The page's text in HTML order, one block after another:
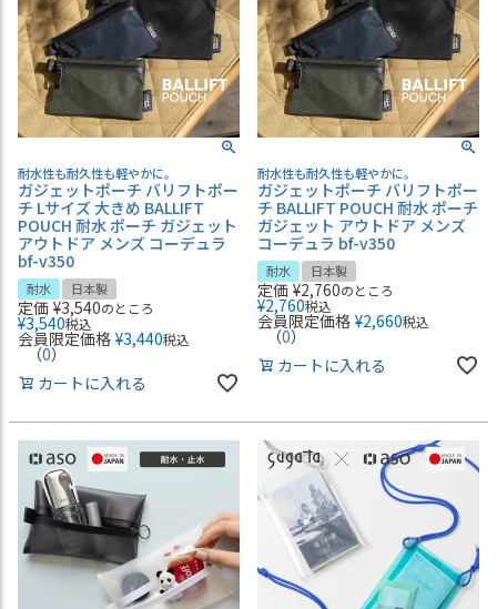
耐水性も耐久性も軽やかに。
ガジェットポーチ バリフトポー
チ Lサイズ 大きめ BALLIFT
POUCH 耐水 ポーチ ガジェット
アウトドア メンズ コーデュラ
bf-v350
耐水 日本製
定価 ¥3,540のところ
¥3,540税込
会員限定価格 ¥3,440税込
（0）
カートに入れる
耐水性も耐久性も軽やかに。
ガジェットポーチ バリフトポー
チ BALLIFT POUCH 耐水 ポーチ
ガジェット アウトドア メンズ
コーデュラ bf-v350
耐水 日本製
定価 ¥2,760のところ
¥2,760税込
会員限定価格 ¥2,660税込
（0）
カートに入れる